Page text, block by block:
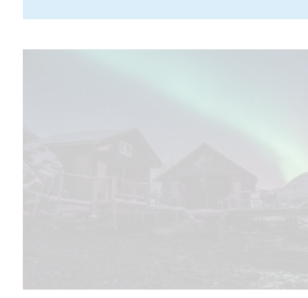
te puedas imaginar. Y